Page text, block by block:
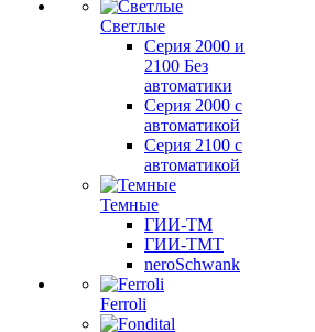
Светлые
Серия 2000 и
2100 Без
автоматики
Серия 2000 с
автоматикой
Серия 2100 с
автоматикой
Темные
ГИИ-ТМ
ГИИ-ТМТ
neroSchwank
Ferroli